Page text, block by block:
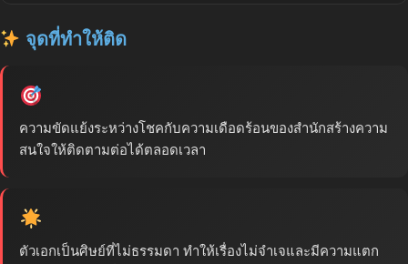
จุดที่ทำให้ติด
ความขัดแย้งระหว่างโชคกับความเดือดร้อนของสำนักสร้างความ
สนใจให้ติดตามต่อได้ตลอดเวลา
ตัวเอกเป็นศิษย์ที่ไม่ธรรมดา ทำให้เรื่องไม่จำเจและมีความแตก